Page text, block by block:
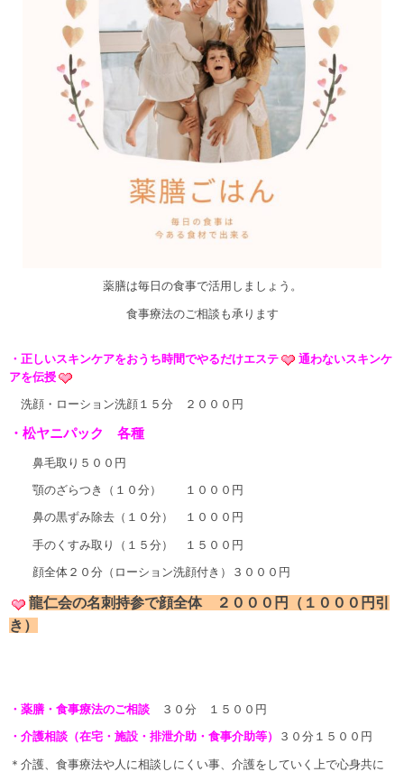
薬膳は毎日の食事で活用しましょう。
食事療法のご相談も承ります
・正しいスキンケアをおうち時間でやるだけエステ
通わないスキンケ
アを伝授
洗顔・ローション洗顔１５分 ２０００円
・松ヤニパック 各種
鼻毛取り５００円
顎のざらつき（１０分） １０００円
鼻の黒ずみ除去（１０分） １０００円
手のくすみ取り（１５分） １５００円
顔全体２０分（ローション洗顔付き）３０００円
龍仁会の名刺持参で顔全体 ２０００円（１０００円引
き）
・薬膳・食事療法のご相談 ３０分 １５００円
・介護相談（在宅・施設・排泄介助・食事介助等） ３０分１５００円
＊介護、食事療法や人に相談しにくい事、介護をしていく上で心身共に